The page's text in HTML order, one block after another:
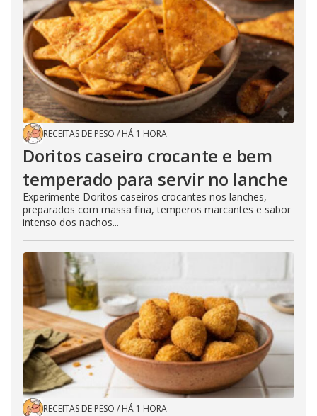
RECEITAS DE PESO / HÁ 1 HORA
Doritos caseiro crocante e bem
temperado para servir no lanche
Experimente Doritos caseiros crocantes nos lanches,
preparados com massa fina, temperos marcantes e sabor
intenso dos nachos...
RECEITAS DE PESO / HÁ 1 HORA